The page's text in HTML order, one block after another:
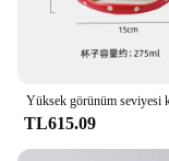
TL615.09